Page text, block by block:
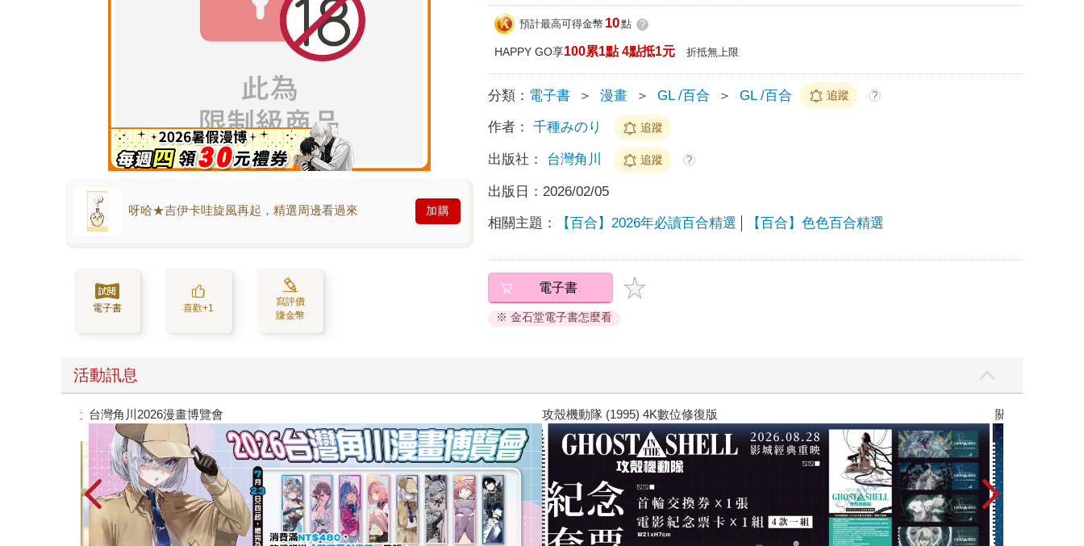
呀哈★吉伊卡哇旋風再起，精選周邊看過來 加購
電子書 喜歡+1
寫評價
賺金幣
預計最高可得金幣 10點 ?
HAPPY GO享100累1點 4點抵1元 折抵無上限
分類： 電子書 ＞ 漫畫 ＞ GL /百合 ＞ GL /百合 追蹤 ?
作者： 千種みのり 追蹤
出版社： 台灣角川 追蹤 ?
出版日： 2026/02/05
相關主題： 【百合】2026年必讀百合精選 【百合】色色百合精選
電子書
※ 金石堂電子書怎麼看
活動訊息